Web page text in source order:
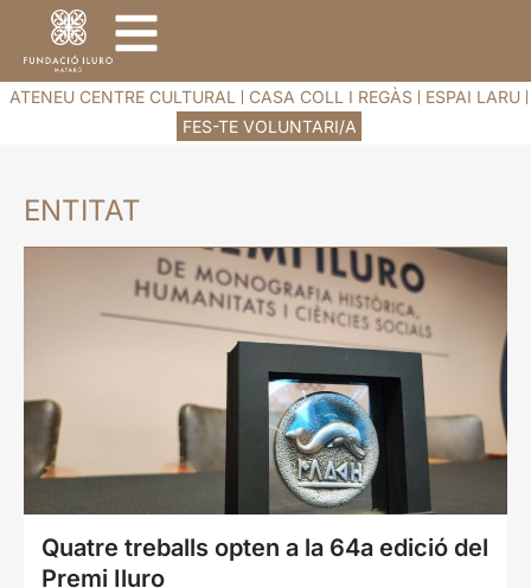
ATENEU CENTRE CULTURAL CASA COLL I REGÀS
ESPAI LARU
FES-TE VOLUNTARI/A
ENTITAT
Quatre treballs opten a la 64a edició del
Premi Iluro